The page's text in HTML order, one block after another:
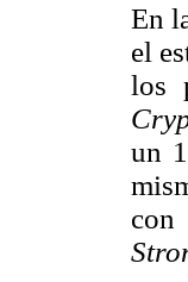
En
el
los
un